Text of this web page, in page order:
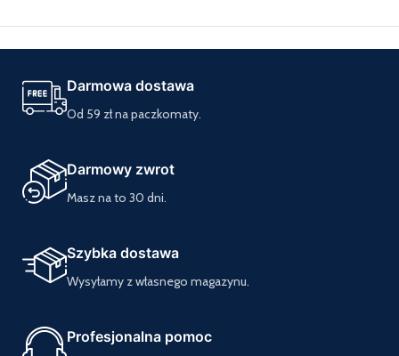
Darmowa dostawa
Od 59 zł na paczkomaty.
Darmowy zwrot
Masz na to 30 dni.
Szybka dostawa
Wysyłamy z własnego magazynu.
Profesjonalna pomoc